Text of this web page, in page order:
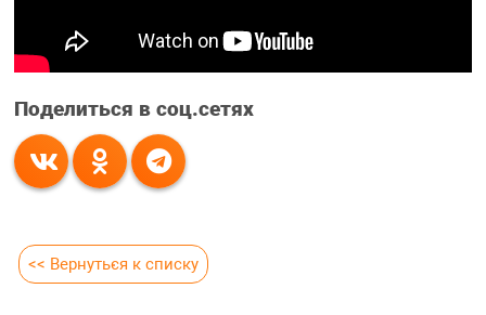
Поделиться в соц.сетях
<< Вернуться к списку